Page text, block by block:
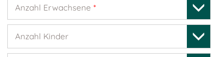
Anzahl Erwachsene *
Anzahl Kinder